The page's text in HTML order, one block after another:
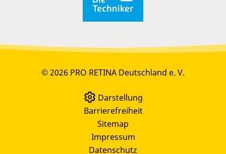
© 2026 PRO RETINA Deutschland e. V.
Darstellung
Barrierefreiheit
Sitemap
Impressum
Datenschutz